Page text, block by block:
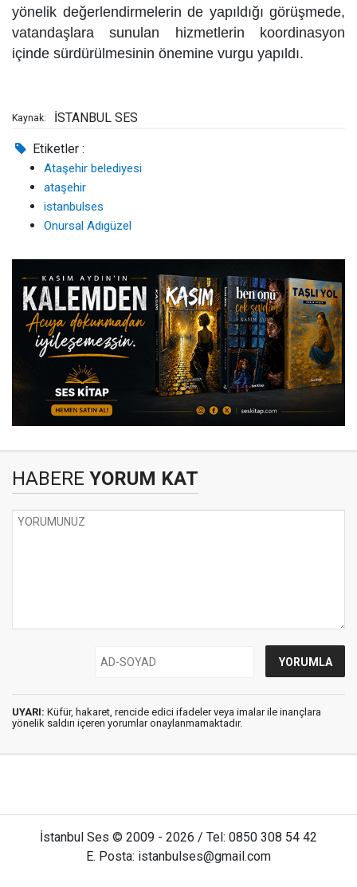
yönelik değerlendirmelerin de yapıldığı görüşmede,
vatandaşlara sunulan hizmetlerin koordinasyon
içinde sürdürülmesinin önemine vurgu yapıldı.
Kaynak: İSTANBUL SES
Etiketler :
Ataşehir belediyesi
ataşehir
istanbulses
Onursal Adıgüzel
HABERE YORUM KAT
UYARI: Küfür, hakaret, rencide edici ifadeler veya imalar ile inançlara
yönelik saldırı içeren yorumlar onaylanmamaktadır.
İstanbul Ses © 2009 - 2026 / Tel: 0850 308 54 42
E. Posta: istanbulses@gmail.com